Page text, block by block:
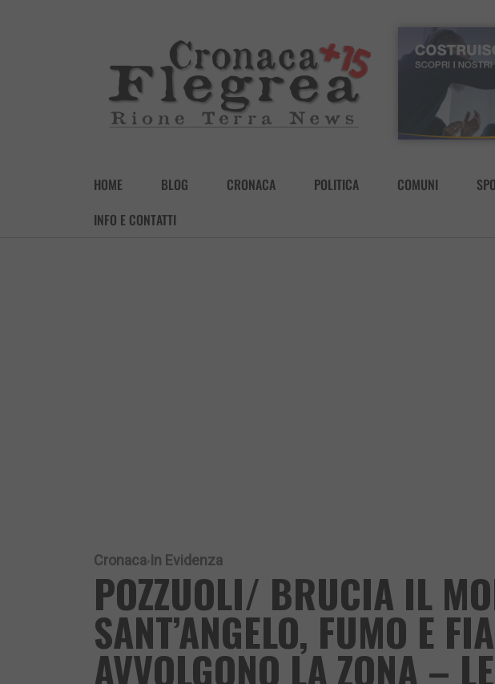
HOME BLOG CRONACA POLITICA COMUNI
INFO E CONTATTI
Cronaca In Evidenza
POZZUOLI/ BRUCIA IL
SANT’ANGELO, FUMO E
AVVOLGONO LA ZONA –